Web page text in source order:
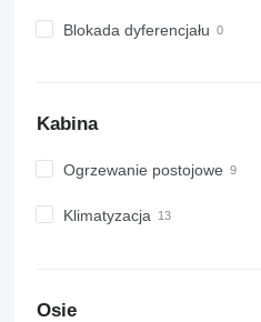
Blokada dyferencjału
Kabina
Ogrzewanie postojowe
Klimatyzacja
Osie